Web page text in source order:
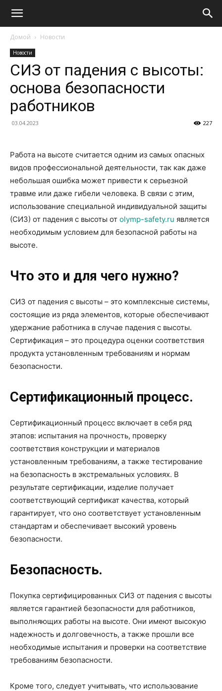
Домой Новости
Новости
СИЗ от падения с высоты:
основа безопасности
работников
03.04.2023 227
Работа на высоте считается одним из самых опасных
видов профессиональной деятельности, так как даже
небольшая ошибка может привести к серьезной
травме или даже гибели человека. В связи с этим,
использование специальной индивидуальной защиты
(СИЗ) от падения с высоты от olymp-safety.ru является
необходимым условием для безопасной работы на
высоте.
Что это и для чего нужно?
СИЗ от падения с высоты – это комплексные системы,
состоящие из ряда элементов, которые обеспечивают
удержание работника в случае падения с высоты.
Сертификация – это процедура оценки соответствия
продукта установленным требованиям и нормам
безопасности.
Сертификационный процесс.
Сертификационный процесс включает в себя ряд
этапов: испытания на прочность, проверку
соответствия конструкции и материалов
установленным требованиям, а также тестирование
на безопасность в экстремальных условиях. В
результате сертификации, изделие получает
соответствующий сертификат качества, который
гарантирует, что оно соответствует установленным
стандартам и обеспечивает высокий уровень
безопасности.
Безопасность.
Покупка сертифицированных СИЗ от падения с высоты
является гарантией безопасности для работников,
выполняющих работы на высоте. Они имеют высокую
надежность и долговечность, а также прошли все
необходимые испытания и проверки на соответствие
требованиям безопасности.
Кроме того, следует учитывать, что использование